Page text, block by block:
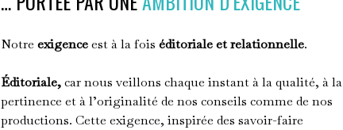
Notre exigenceest à la fois éditoriale et relationnelle.
Éditoriale,car nous veillons chaque instant à la qualité, à la
pertinence et à l’originalité de nos conseils comme de nos
productions. Cette exigence, inspirée des savoir-faire